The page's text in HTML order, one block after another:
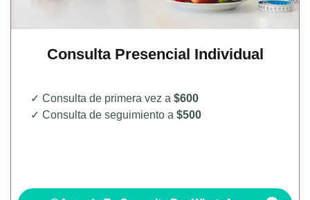
Consulta Presencial Individual
✓ Consulta de primera vez a $600
✓ Consulta de seguimiento a $500